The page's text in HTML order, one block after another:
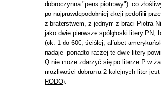
dobroczynna "pens piotrowy"), co
po najprawdopodobniej akcji pedofilii
z braterstwem, z jednym z braci Piotra
jako dwie pierwsze spółgłoski litery PN,
(ok. 1 do 600; ściślej, alfabet
nadaje, ponadto raczej te dwie litery
Q nie może zdarzyć się po literze P w
możliwości dobrania 2 kolejnych liter
RODO).